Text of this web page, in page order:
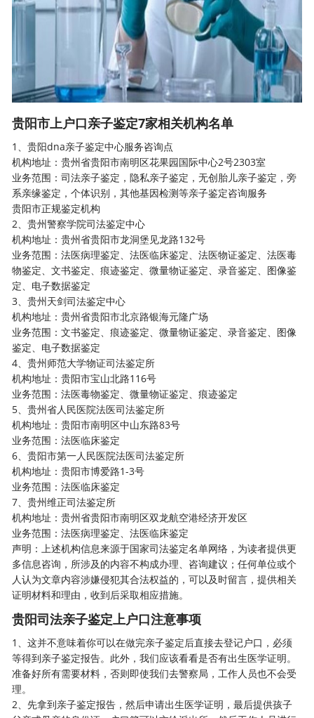
贵阳市上户口亲子鉴定7家相关机构名单
1、贵阳dna亲子鉴定中心服务咨询点
机构地址：贵州省贵阳市南明区花果园国际中心2号2303室
业务范围：司法亲子鉴定，隐私亲子鉴定，无创胎儿亲子鉴定，旁
系亲缘鉴定，个体识别，其他基因检测等亲子鉴定咨询服务
贵阳市正规鉴定机构
2、贵州警察学院司法鉴定中心
机构地址：贵州省贵阳市龙洞堡见龙路132号
业务范围：法医病理鉴定、法医临床鉴定、法医物证鉴定、法医毒
物鉴定、文书鉴定、痕迹鉴定、微量物证鉴定、录音鉴定、图像鉴
定、电子数据鉴定
3、贵州天剑司法鉴定中心
机构地址：贵州省贵阳市北京路银海元隆广场
业务范围：文书鉴定、痕迹鉴定、微量物证鉴定、录音鉴定、图像
鉴定、电子数据鉴定
4、贵州师范大学物证司法鉴定所
机构地址：贵阳市宝山北路116号
业务范围：法医毒物鉴定、微量物证鉴定、痕迹鉴定
5、贵州省人民医院法医司法鉴定所
机构地址：贵阳市南明区中山东路83号
业务范围：法医临床鉴定
6、贵阳市第一人民医院法医司法鉴定所
机构地址：贵阳市博爱路1-3号
业务范围：法医临床鉴定
7、贵州维正司法鉴定所
机构地址：贵州省贵阳市南明区双龙航空港经济开发区
业务范围：法医病理鉴定、法医临床鉴定
声明：上述机构信息来源于国家司法鉴定名单网络，为读者提供更
多信息咨询，所涉及的内容不构成办理、咨询建议；任何单位或个
人认为文章内容涉嫌侵犯其合法权益的，可以及时留言，提供相关
证明材料和理由，收到后采取相应措施。
贵阳司法亲子鉴定上户口注意事项
1、这并不意味着你可以在做完亲子鉴定后直接去登记户口，必须
等得到亲子鉴定报告。此外，我们应该看看是否有出生医学证明。
准备好所有需要材料，否则即使我们去警察局，工作人员也不会受
理。
2、先拿到亲子鉴定报告，然后申请出生医学证明，最后提供孩子